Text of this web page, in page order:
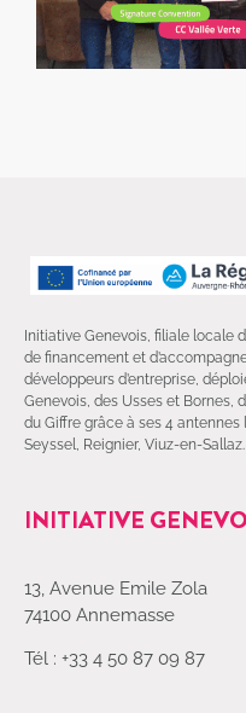
Initiative Genevois, filiale locale
de financement et
développeurs d’entreprise,
Genevois, des Usses et Bornes,
du Giffre grâce à ses 4 antennes
Seyssel, Reignier, Viuz-en-Sallaz.
INITIATIVE
13, Avenue Emile Zola
74100 Annemasse
Tél : +33 4 50 87 09 87